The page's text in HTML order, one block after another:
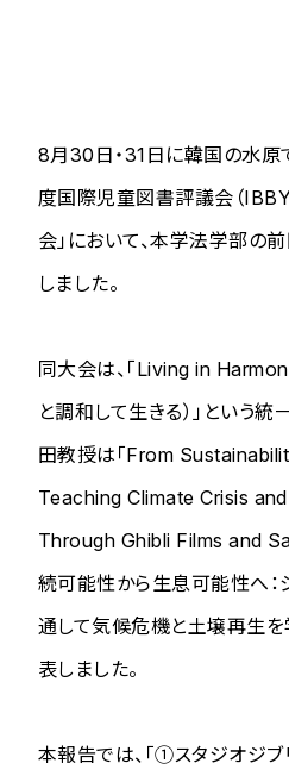
8月30日・31日に韓国の水原
度国際児童図書評議会（
会」において、本学法学部の
しました。
同大会は、「Living in
と調和して生きる）」という
田教授は「From
Teaching Climate Crisis
Through Ghibli Films and
続可能性から生息可能性へ：
通して気候危機と土壌再生を
表しました。
本報告では、「①スタジオジ